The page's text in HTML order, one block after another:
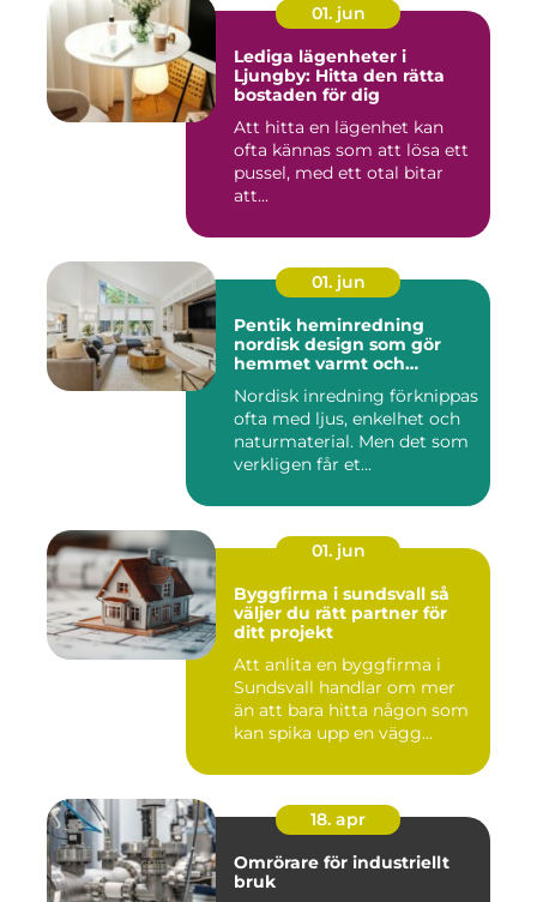
01. jun
Lediga lägenheter i
Ljungby: Hitta den rätta
bostaden för dig
Att hitta en lägenhet kan
ofta kännas som att lösa ett
pussel, med ett otal bitar
att...
01. jun
Pentik heminredning
nordisk design som gör
hemmet varmt och
Nordisk inredning förknippas
ofta med ljus, enkelhet och
naturmaterial. Men det som
verkligen får et...
01. jun
Byggfirma i sundsvall så
väljer du rätt partner för
ditt projekt
Att anlita en byggfirma i
Sundsvall handlar om mer
än att bara hitta någon som
kan spika upp en vägg...
18. apr
Omrörare för industriellt
bruk